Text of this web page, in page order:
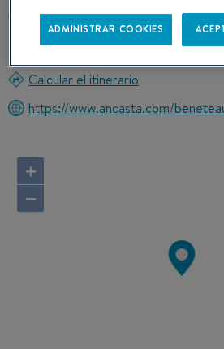
SWANWICK MARINA
SO31 1ZL SWANWICK-
Reino Unido
Calcular el itinerario
https://www.ancasta.com/
+
−
ADMINISTRAR COOKIES